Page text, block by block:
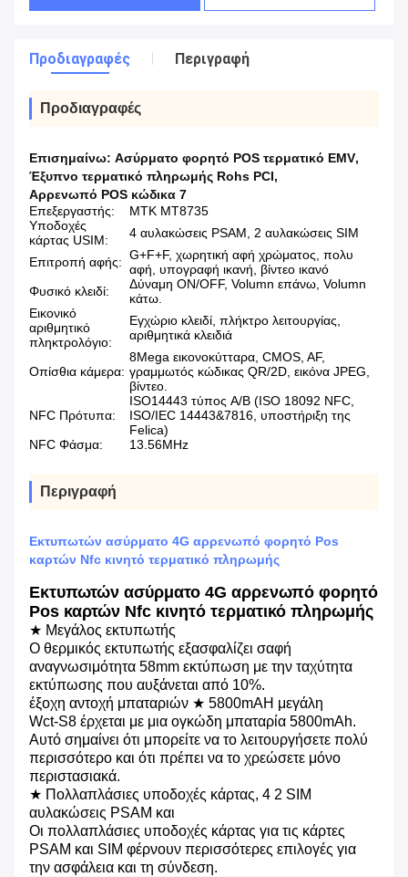
Προδιαγραφές Περιγραφή
Προδιαγραφές
Επισημαίνω: Ασύρματο φορητό POS τερματικό EMV,
Έξυπνο τερματικό πληρωμής Rohs PCI,
Αρρενωπό POS κώδικα 7
Επεξεργαστής:
MTK MT8735
Υποδοχές
κάρτας USIM:
4 αυλακώσεις PSAM, 2 αυλακώσεις SIM
Επιτροπή αφής: G+F+F, χωρητική αφή χρώματος, πολυ
αφή, υπογραφή ικανή, βίντεο ικανό
Φυσικό κλειδί:
Δύναμη ON/OFF, Volumn επάνω, Volumn
κάτω.
Εικονικό
αριθμητικό
πληκτρολόγιο:
Εγχώριο κλειδί, πλήκτρο λειτουργίας,
αριθμητικά κλειδιά
Οπίσθια κάμερα:
8Mega εικονοκύτταρα, CMOS, AF,
γραμμωτός κώδικας QR/2D, εικόνα JPEG,
βίντεο.
NFC Πρότυπα:
ISO14443 τύπος A/B (ISO 18092 NFC,
ISO/IEC 14443&7816, υποστήριξη της
Felica)
NFC Φάσμα:
13.56MHz
Περιγραφή
Εκτυπωτών ασύρματο 4G αρρενωπό φορητό Pos
καρτών Nfc κινητό τερματικό πληρωμής
Εκτυπωτών ασύρματο 4G αρρενωπό φορητό
Pos καρτών Nfc κινητό τερματικό πληρωμής
★ Μεγάλος εκτυπωτής
Ο θερμικός εκτυπωτής εξασφαλίζει σαφή
αναγνωσιμότητα 58mm εκτύπωση με την ταχύτητα
εκτύπωσης που αυξάνεται από 10%.
έξοχη αντοχή μπαταριών ★ 5800mAH μεγάλη
Wct-S8 έρχεται με μια ογκώδη μπαταρία 5800mAh.
Αυτό σημαίνει ότι μπορείτε να το λειτουργήσετε πολύ
περισσότερο και ότι πρέπει να το χρεώσετε μόνο
περιστασιακά.
★ Πολλαπλάσιες υποδοχές κάρτας, 4 2 SIM
αυλακώσεις PSAM και
Οι πολλαπλάσιες υποδοχές κάρτας για τις κάρτες
PSAM και SIM φέρνουν περισσότερες επιλογές για
την ασφάλεια και τη σύνδεση.